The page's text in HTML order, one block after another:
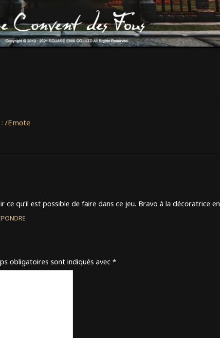
/Emote
ce qu’il est possible de faire dans ce jeu. Bravo à la décoratrice
obligatoires sont indiqués avec*